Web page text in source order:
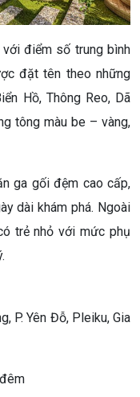
điểm số trung bình
đặt tên theo những
Hồ, Thông Reo, Dã
tông màu be – vàng,
ga gối đệm cao cấp,
dài khám phá. Ngoài
trẻ nhỏ với mức phụ
P. Yên Đỗ, Pleiku, Gia